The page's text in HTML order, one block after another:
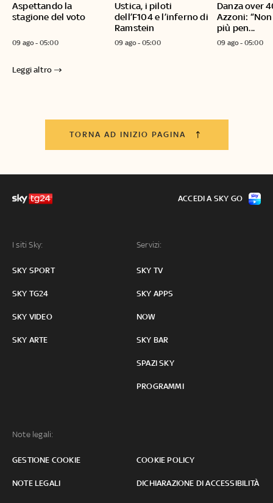
Aspettando la
stagione del voto
09 ago - 05:00
Ustica, i piloti
dell’F104 e l’inferno di
Ramstein
09 ago - 05:00
Danza over
Azzoni:
più pen...
09 ago - 05:00
Leggi altro
TORNA AD INIZIO PAGINA
I siti Sky:
SKY SPORT
SKY TG24
SKY VIDEO
SKY ARTE
Servizi:
SKY TV
SKY APPS
NOW
SKY BAR
SPAZI SKY
PROGRAMMI
Note legali:
GESTIONE COOKIE COOKIE POLICY
NOTE LEGALI DICHIARAZIONE DI ACCESSIBILITÀ
ACCEDI A SKY GO